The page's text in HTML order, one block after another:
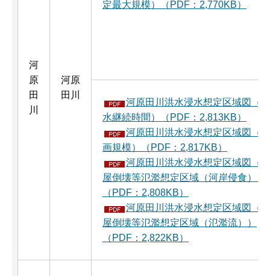
河
原
田
川
河原
田川
定最大規模）（PDF：2,770KB）
河原田川洪水浸水想定区域図（浸
水継続時間）（PDF：2,813KB）
河原田川洪水浸水想定区域図（計
画規模）（PDF：2,817KB）
河原田川洪水浸水想定区域図（家
屋倒壊等氾濫想定区域（河岸侵食））
（PDF：2,808KB）
河原田川洪水浸水想定区域図（家
屋倒壊等氾濫想定区域（氾濫流））
（PDF：2,822KB）